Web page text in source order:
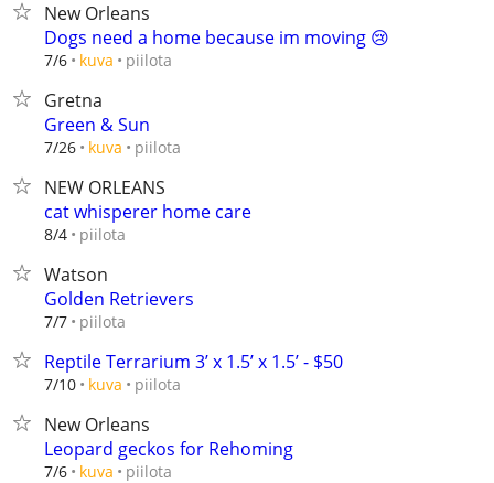
New Orleans
Dogs need a home because im moving 😢
7/6 kuva piilota
Gretna
Green & Sun
7/26 kuva piilota
NEW ORLEANS
cat whisperer home care
8/4 piilota
Watson
Golden Retrievers
7/7 piilota
Reptile Terrarium 3’ x 1.5’ x 1.5’ - $50
7/10 kuva piilota
New Orleans
Leopard geckos for Rehoming
7/6 kuva piilota